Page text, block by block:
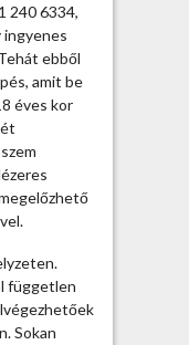
240 6334,
ingyenes
ebből
amit be
éves kor
független
Sokan